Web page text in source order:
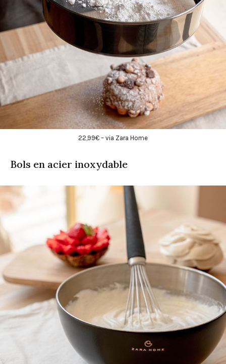
22,99€ – via Zara Home
Bols en acier inoxydable